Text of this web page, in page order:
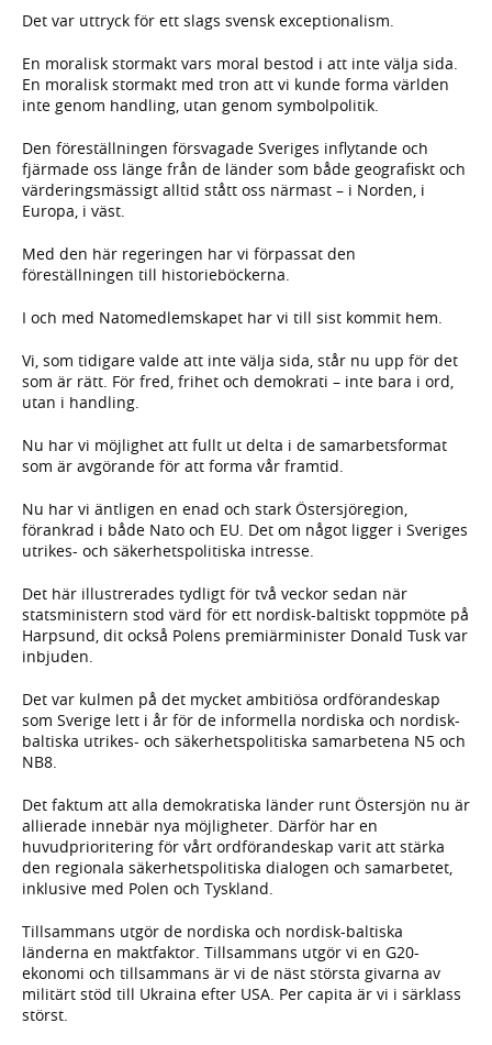
Det var uttryck för ett slags svensk exceptionalism.
En moralisk stormakt vars moral bestod i att inte välja sida.
En moralisk stormakt med tron att vi kunde forma världen
inte genom handling, utan genom symbolpolitik.
Den föreställningen försvagade Sveriges inflytande och
fjärmade oss länge från de länder som både geografiskt och
värderingsmässigt alltid stått oss närmast – i Norden, i
Europa, i väst.
Med den här regeringen har vi förpassat den
föreställningen till historieböckerna.
I och med Natomedlemskapet har vi till sist kommit hem.
Vi, som tidigare valde att inte välja sida, står nu upp för det
som är rätt. För fred, frihet och demokrati – inte bara i ord,
utan i handling.
Nu har vi möjlighet att fullt ut delta i de samarbetsformat
som är avgörande för att forma vår framtid.
Nu har vi äntligen en enad och stark Östersjöregion,
förankrad i både Nato och EU. Det om något ligger i Sveriges
utrikes- och säkerhetspolitiska intresse.
Det här illustrerades tydligt för två veckor sedan när
statsministern stod värd för ett nordisk-baltiskt toppmöte på
Harpsund, dit också Polens premiärminister Donald Tusk var
inbjuden.
Det var kulmen på det mycket ambitiösa ordförandeskap
som Sverige lett i år för de informella nordiska och nordisk-
baltiska utrikes- och säkerhetspolitiska samarbetena N5 och
NB8.
Det faktum att alla demokratiska länder runt Östersjön nu är
allierade innebär nya möjligheter. Därför har en
huvudprioritering för vårt ordförandeskap varit att stärka
den regionala säkerhetspolitiska dialogen och samarbetet,
inklusive med Polen och Tyskland.
Tillsammans utgör de nordiska och nordisk-baltiska
länderna en maktfaktor. Tillsammans utgör vi en G20-
ekonomi och tillsammans är vi de näst största givarna av
militärt stöd till Ukraina efter USA. Per capita är vi i särklass
störst.